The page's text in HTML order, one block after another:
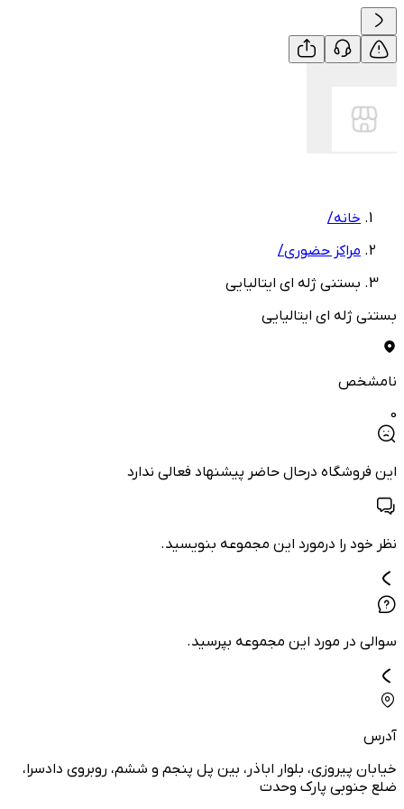
خانه/
مراکز حضوری/
بستنی ژله ای ایتالیایی
بستنی ژله ای ایتالیایی
نامشخص
0
این فروشگاه درحال حاضر پیشنهاد فعالی ندارد
نظر خود را درمورد این مجموعه بنویسید.
سوالی در مورد این مجموعه بپرسید.
آدرس
خیابان پیروزی، بلوار اباذر، بین پل پنجم و ششم، روبروی دادسرا،
ضلع جنوبی پارک وحدت